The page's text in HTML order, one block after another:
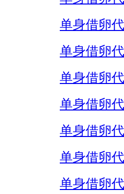
单身借卵
单身借卵
单身借卵
单身借卵
单身借卵
单身借卵
单身借卵